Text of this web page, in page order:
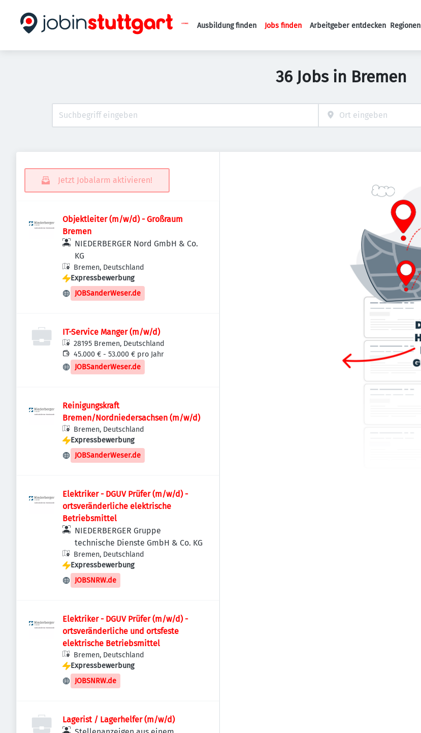
Haupt-Navigation
Ausbildung finden Jobs finden Arbeitgeber entdecken Regionen
36 Jobs in Bremen
Jetzt Jobalarm aktivieren!
Objektleiter (m/w/d) - Großraum
Bremen
NIEDERBERGER Nord GmbH & Co.
KG
Bremen, Deutschland
Expressbewerbung
JOBSanderWeser.de
IT-Service Manger (m/w/d)
28195 Bremen, Deutschland
45.000 € - 53.000 € pro Jahr
JOBSanderWeser.de
Reinigungskraft
Bremen/Nordniedersachsen (m/w/d)
Bremen, Deutschland
Expressbewerbung
JOBSanderWeser.de
Elektriker - DGUV Prüfer (m/w/d) -
ortsveränderliche elektrische
Betriebsmittel
NIEDERBERGER Gruppe
technische Dienste GmbH & Co. KG
Bremen, Deutschland
Expressbewerbung
JOBSNRW.de
Elektriker - DGUV Prüfer (m/w/d) -
ortsveränderliche und ortsfeste
elektrische Betriebsmittel
Bremen, Deutschland
Expressbewerbung
JOBSNRW.de
Lagerist / Lagerhelfer (m/w/d)